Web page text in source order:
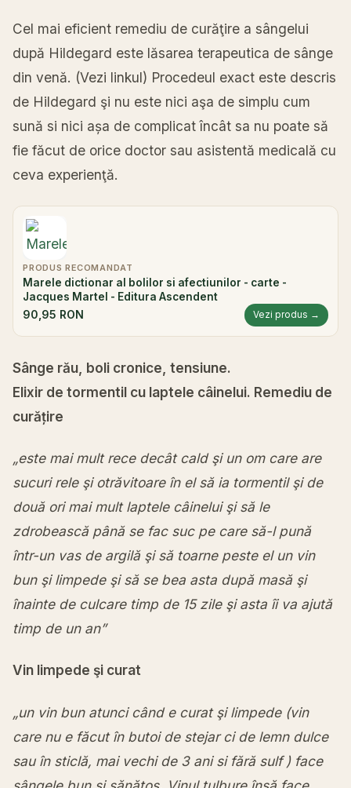
Cel mai eficient remediu de curăţire a sângelui
după Hildegard este lăsarea terapeutica de sânge
din venă. (Vezi linkul) Procedeul exact este descris
de Hildegard şi nu este nici aşa de simplu cum
sună si nici așa de complicat încât sa nu poate să
fie făcut de orice doctor sau asistentă medicală cu
ceva experienţă.
PRODUS RECOMANDAT
Marele dictionar al bolilor si afectiunilor - carte -
Jacques Martel - Editura Ascendent
90,95 RON Vezi produs →
Sânge rău, boli cronice, tensiune.
Elixir de tormentil cu laptele câinelui. Remediu de
curățire
„este mai mult rece decât cald şi un om care are
sucuri rele şi otrăvitoare în el să ia tormentil şi de
două ori mai mult laptele câinelui şi să le
zdrobească până se fac suc pe care să-l pună
într-un vas de argilă şi să toarne peste el un vin
bun şi limpede şi să se bea asta după masă şi
înainte de culcare timp de 15 zile şi asta îi va ajută
timp de un an”
Vin limpede şi curat
„un vin bun atunci când e curat şi limpede (vin
care nu e făcut în butoi de stejar ci de lemn dulce
sau în sticlă, mai vechi de 3 ani si fără sulf ) face